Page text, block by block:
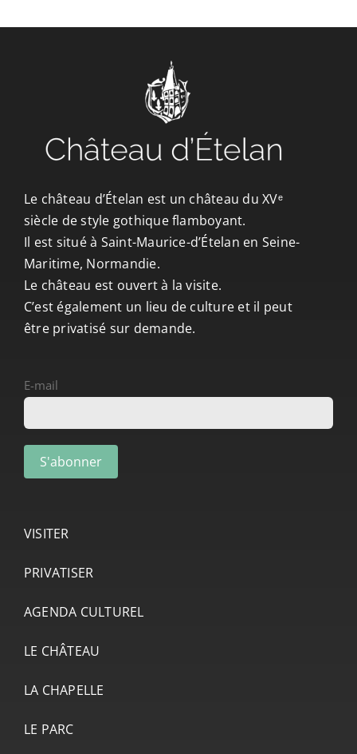
Le château d’Ételan est un château du XVᵉ
siècle de style gothique flamboyant.
Il est situé à Saint-Maurice-d’Ételan en Seine-
Maritime, Normandie.
Le château est ouvert à la visite.
C’est également un lieu de culture et il peut
être privatisé sur demande.
E-mail
VISITER
PRIVATISER
AGENDA CULTUREL
LE CHÂTEAU
LA CHAPELLE
LE PARC